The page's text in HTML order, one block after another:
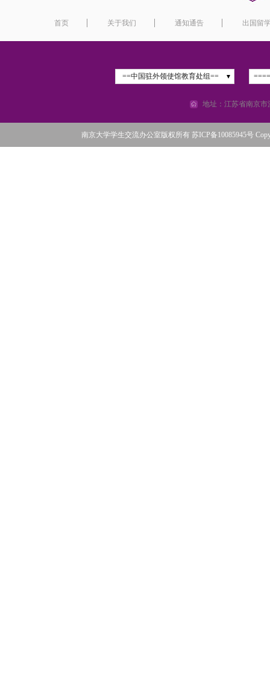
首页 关于我们 通知通告 出国留
==中国驻外领使馆教育处组==
地址：江苏省南京市
南京大学学生交流办公室版权所有 苏ICP备10085945号